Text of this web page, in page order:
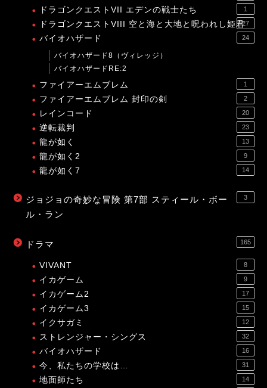
ドラゴンクエストVII エデンの戦士たち
1
ドラゴンクエストVIII 空と海と大地と呪われし姫君27
バイオハザード 24
バイオハザード8（ヴィレッジ）
バイオハザードRE:2
ファイアーエムブレム 1
ファイアーエムブレム 封印の剣 2
レインコード 20
逆転裁判 23
龍が如く 13
龍が如く2 9
龍が如く7 14
ジョジョの奇妙な冒険 第7部 スティール・ボー
ル・ラン
3
ドラマ 165
VIVANT 8
イカゲーム 9
イカゲーム2 17
イカゲーム3 15
イクサガミ 12
ストレンジャー・シングス 32
バイオハザード 16
今、私たちの学校は… 31
地面師たち 14